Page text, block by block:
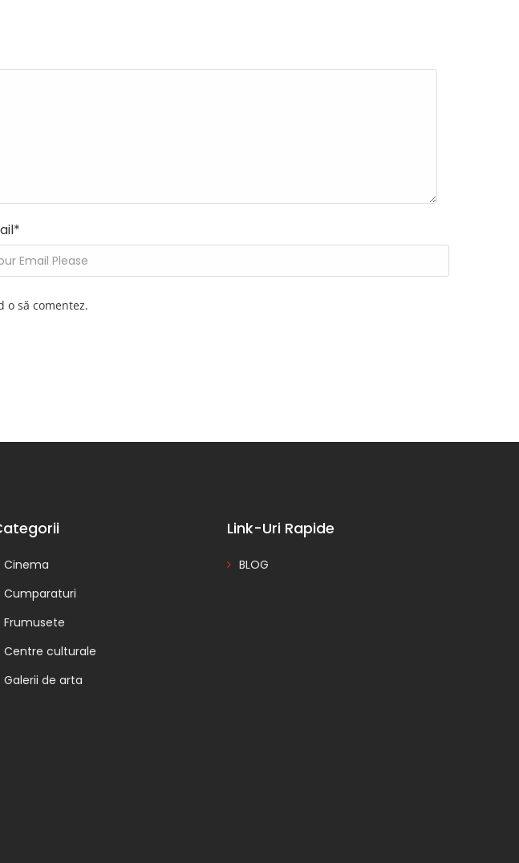
*
o să comentez.
Cinema
Cumparaturi
Frumusete
Centre culturale
Galerii de arta
Link-Uri Rapide
BLOG